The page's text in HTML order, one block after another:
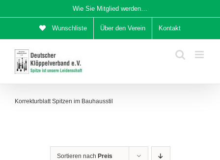
Inhalt
Wie Sie Mitglied werden…
Wunschliste Über den Verein Kontakt
Korrekturblatt Spitzen im Bauhausstil
Sortieren nach Preis